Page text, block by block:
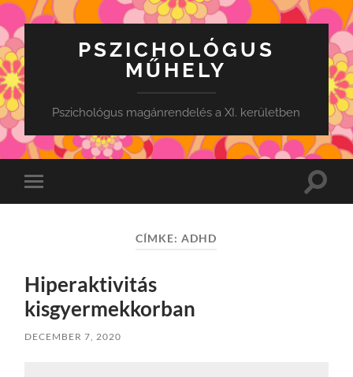
PSZICHOLÓGUS
MŰHELY
Pszichológus magánrendelés a XI. kerületben
Toggle
mobile
Toggle
CÍMKE:ADHD
Hiperaktivitás
kisgyermekkorban
DECEMBER 7, 2020